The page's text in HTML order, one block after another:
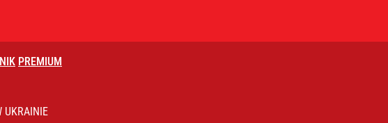
PREMIUM
roku?
UKRAINIE